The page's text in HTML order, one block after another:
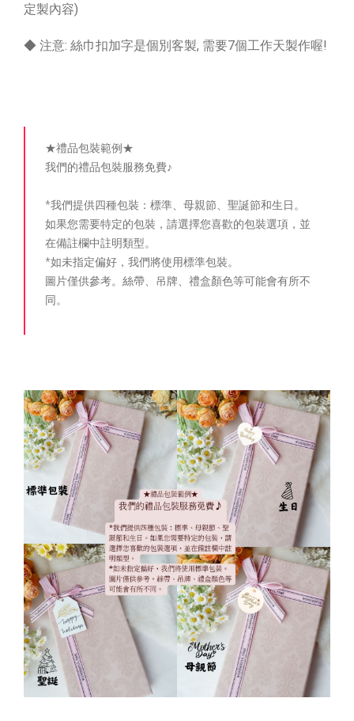
定製內容)
◆ 注意: 絲巾扣加字是個別客製, 需要7個工作天製作喔!
★禮品包裝範例★
我們的禮品包裝服務免費♪
*我們提供四種包裝：標準、母親節、聖誕節和生日。
如果您需要特定的包裝，請選擇您喜歡的包裝選項，並
在備註欄中註明類型。
*如未指定偏好，我們將使用標準包裝。
圖片僅供參考。絲帶、吊牌、禮盒顏色等可能會有所不
同。